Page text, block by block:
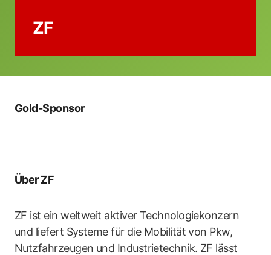
ZF
Gold-Sponsor
Über ZF
ZF ist ein weltweit aktiver Technologiekonzern
und liefert Systeme für die Mobilität von Pkw,
Nutzfahrzeugen und Industrietechnik. ZF lässt